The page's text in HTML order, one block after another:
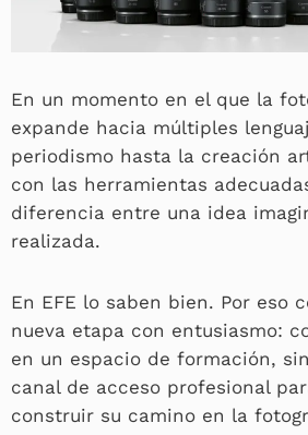
En un momento en el que la
expande hacia múltiples
periodismo hasta la creación
con las herramientas
diferencia entre una idea
realizada.
En EFE lo saben bien. Por eso
nueva etapa con entusiasmo:
en un espacio de formación,
canal de acceso profesional
construir su camino en la